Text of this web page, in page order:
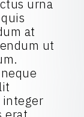
urna
at
ut
integer